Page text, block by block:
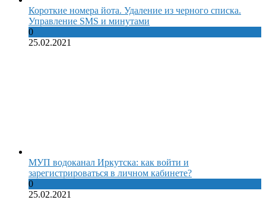
Короткие номера йота. Удаление из черного списка.
Управление SMS и минутами
0
25.02.2021
МУП водоканал Иркутска: как войти и
зарегистрироваться в личном кабинете?
0
25.02.2021